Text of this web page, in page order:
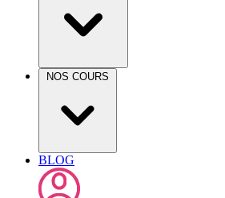
NOS COURS
BLOG